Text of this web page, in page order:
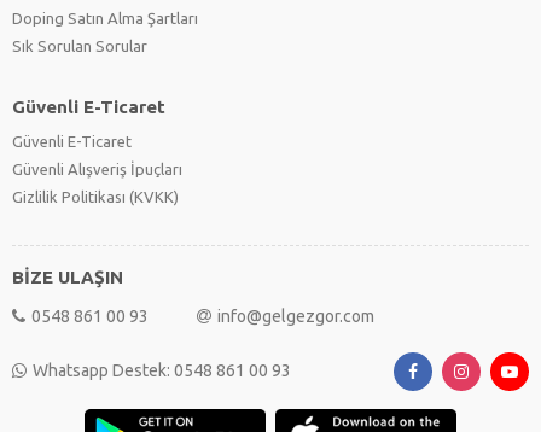
Doping Satın Alma Şartları
Sık Sorulan Sorular
Güvenli E-Ticaret
Güvenli E-Ticaret
Güvenli Alışveriş İpuçları
Gizlilik Politikası (KVKK)
BİZE ULAŞIN
0548 861 00 93 info@gelgezgor.com
Whatsapp Destek: 0548 861 00 93